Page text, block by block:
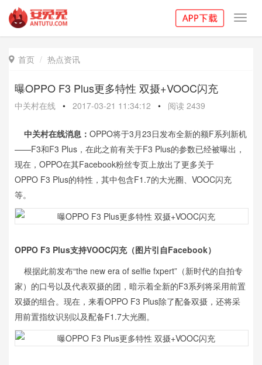
 首页 热点资讯
曝OPPO F3 Plus更多特性 双摄+VOOC闪充
中关村在线 • 2017-03-21 11:34:12 • 阅读 2439
中关村在线消息： OPPO将于3月23日发布全新的额F系列新机
——F3和F3 Plus，在此之前有关于F3 Plus的参数已经被曝出，
现在，OPPO在其Facebook粉丝专页上放出了更多关于
OPPO F3 Plus的特性，其中包含F1.7的大光圈、VOOC闪充
等。
OPPO F3 Plus支持VOOC闪充（图片引自Facebook）
根据此前发布“the new era of selfie fxpert”（新时代的自拍专
家）的口号以及代表双摄的团，暗示着全新的F3系列将采用前置
双摄的组合。现在，来看OPPO F3 Plus除了配备双摄，还将采
用前置指纹识别以及配备F1.7大光圈。